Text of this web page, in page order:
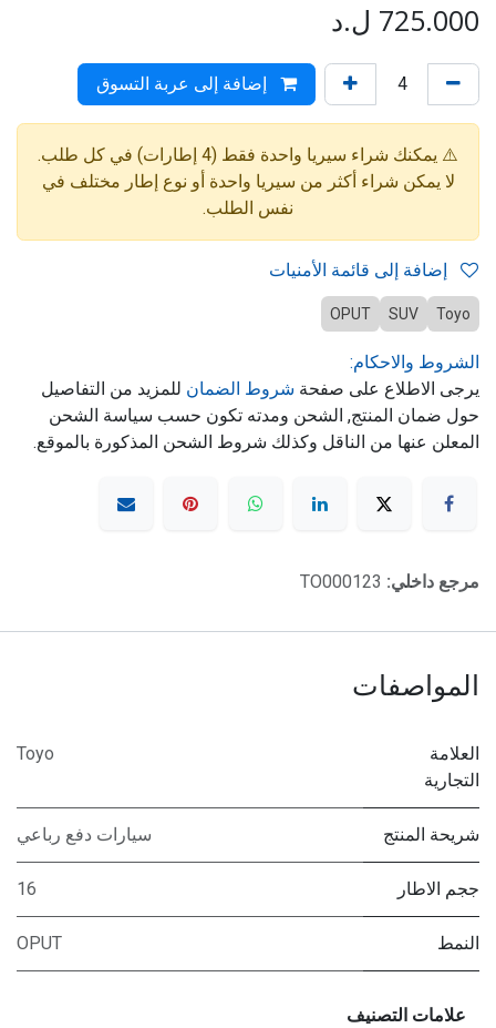
725.000 ل.د
إضافة إلى عربة التسوق
⚠️ يمكنك شراء سيريا واحدة فقط (4 إطارات) في كل طلب.
لا يمكن شراء أكثر من سيريا واحدة أو نوع إطار مختلف في
نفس الطلب.
Toyo
SUV
OPUT
الشروط والاحكام:
يرجى الاطلاع على صفحة شروط الضمان للمزيد من التفاصيل
حول ضمان المنتج, الشحن ومدته تكون حسب سياسة الشحن
المعلن عنها من الناقل وكذلك شروط الشحن المذكورة بالموقع.
مرجع داخلي: TO000123
المواصفات
العلامة
التجارية
Toyo
شريحة المنتج سيارات دفع رباعي
ججم الاطار 16
النمط OPUT
علامات التصنيف